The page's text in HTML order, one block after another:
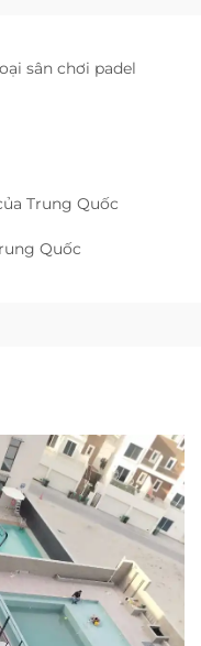
sân chơi padel
Trung Quốc
Quốc